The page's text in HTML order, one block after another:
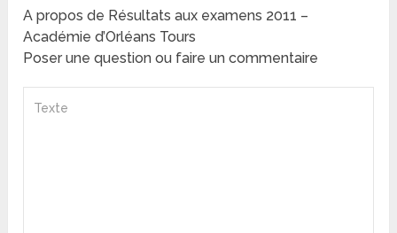
A propos de Résultats aux examens 2011 –
Académie d’Orléans Tours
Poser une question ou faire un commentaire